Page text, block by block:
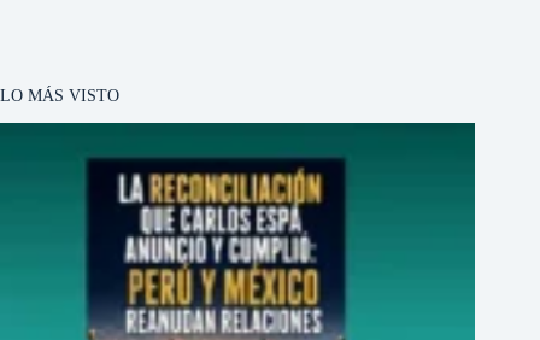
LO MÁS VISTO